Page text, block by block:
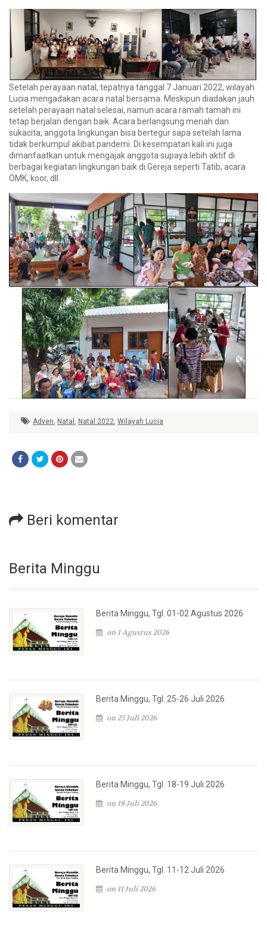
Setelah perayaan natal, tepatnya tanggal 7 Januari 2022, wilayah
Lucia mengadakan acara natal bersama. Meskipun diadakan jauh
setelah perayaan natal selesai, namun acara ramah tamah ini
tetap berjalan dengan baik. Acara berlangsung meriah dan
sukacita, anggota lingkungan bisa bertegur sapa setelah lama
tidak berkumpul akibat pandemi. Di kesempatan kali ini juga
dimanfaatkan untuk mengajak anggota supaya lebih aktif di
berbagai kegiatan lingkungan baik di Gereja seperti Tatib, acara
OMK, koor, dll.
Adven, Natal , Natal 2022, Wilayah Lucia
Beri komentar
Berita Minggu
Berita Minggu, Tgl. 01-02 Agustus 2026
on 1 Agustus 2026
Berita Minggu, Tgl. 25-26 Juli 2026
on 25 Juli 2026
Berita Minggu, Tgl. 18-19 Juli 2026
on 18 Juli 2026
Berita Minggu, Tgl. 11-12 Juli 2026
on 11 Juli 2026